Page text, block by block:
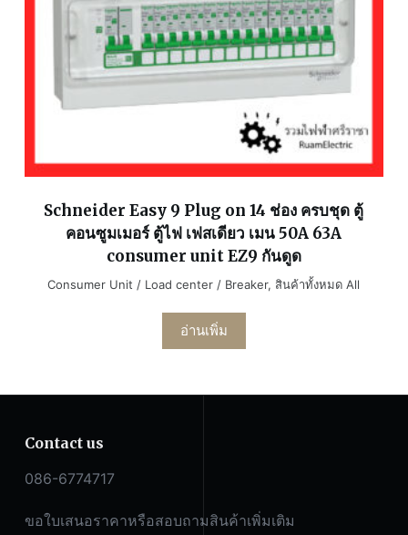
Schneider Easy 9 Plug on 14 ช่อง ครบชุด ตู้
คอนซูมเมอร์ ตู้ไฟ เฟสเดียว เมน 50A 63A
consumer unit EZ9 กันดูด
Consumer Unit / Load center / Breaker, สินค้าทั้งหมด All
อ่านเพิ่ม
Contact us
086-6774717
ขอใบเสนอราคาหรือสอบถามสินค้าเพิ่มเติม